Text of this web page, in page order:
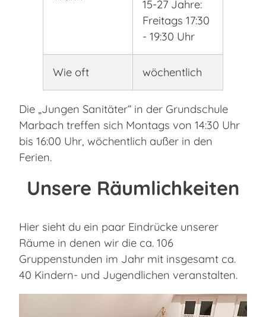
15-27 Jahre:
Freitags 17:30
- 19:30 Uhr
Wie oft wöchentlich
Die „Jungen Sanitäter“ in der Grundschule
Marbach treffen sich Montags von 14:30 Uhr
bis 16:00 Uhr, wöchentlich außer in den
Ferien.
Unsere Räumlichkeiten
Hier sieht du ein paar Eindrücke unserer
Räume in denen wir die ca. 106
Gruppenstunden im Jahr mit insgesamt ca.
40 Kindern- und Jugendlichen veranstalten.